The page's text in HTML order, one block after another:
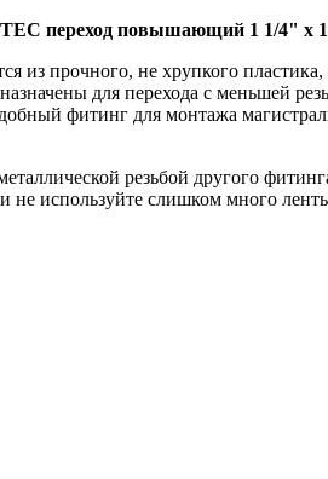
переход повышающий 1 1/4" х 1
прочного, не хрупкого
для перехода с меньшей
фитинг для монтажа
резьбой другого
не используйте слишком много